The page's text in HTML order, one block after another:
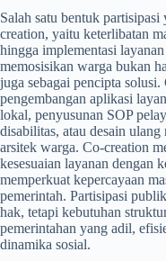
Salah satu bentuk
creation, yaitu keterlibatan
hingga implementasi
memosisikan warga bukan
juga sebagai pencipta
pengembangan aplikasi
lokal, penyusunan SOP
disabilitas, atau desain
arsitek warga. Co-creation
kesesuaian layanan dengan
memperkuat kepercayaan
pemerintah. Partisipasi
hak, tetapi kebutuhan
pemerintahan yang adil,
dinamika sosial.